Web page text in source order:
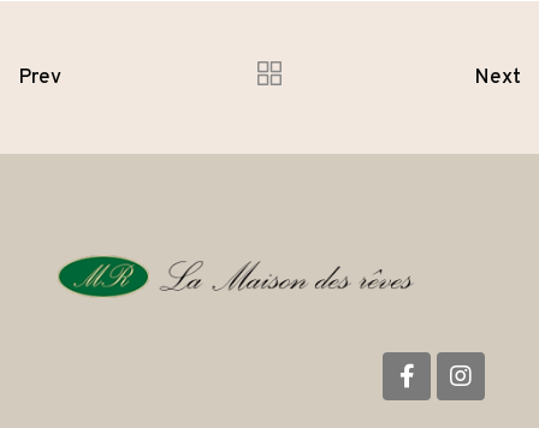
Prev Next